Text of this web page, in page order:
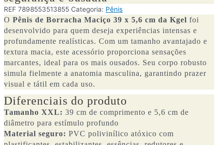
REF 7898553513855 Categoria: Pênis
O Pênis de Borracha Maciço 39 x 5,6 cm da Kgel foi
desenvolvido para quem deseja experiências intensas e
profundamente realísticas. Com um tamanho avantajado e
textura macia, este acessório proporciona sensações
marcantes, ideal para os mais ousados. Seu corpo robusto
simula fielmente a anatomia masculina, garantindo prazer
visual e tátil em cada uso.
Diferenciais do produto
Tamanho XXL: 39 cm de comprimento e 5,6 cm de
diâmetro para estímulo profundo
Material seguro: PVC polivinílico atóxico com